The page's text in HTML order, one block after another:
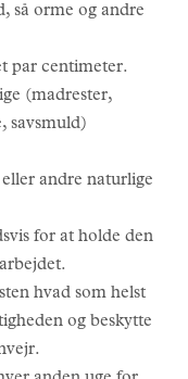
så orme og andre
par centimeter.
(madrester,
savsmuld)
andre naturlige
for at holde den
hvad som helst
og beskytte